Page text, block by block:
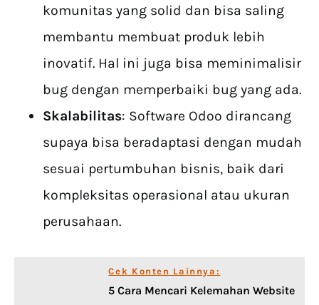
komunitas yang solid dan bisa saling
membantu membuat produk lebih
inovatif. Hal ini juga bisa meminimalisir
bug dengan memperbaiki bug yang ada.
Skalabilitas: Software Odoo dirancang
supaya bisa beradaptasi dengan mudah
sesuai pertumbuhan bisnis, baik dari
kompleksitas operasional atau ukuran
perusahaan.
Cek Konten Lainnya:
5 Cara Mencari Kelemahan Website